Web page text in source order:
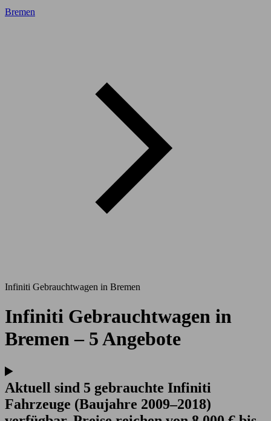
Bremen
Infiniti Gebrauchtwagen in Bremen
Infiniti Gebrauchtwagen in
Bremen – 5 Angebote
Aktuell sind 5 gebrauchte Infiniti
Fahrzeuge (Baujahre 2009–2018)